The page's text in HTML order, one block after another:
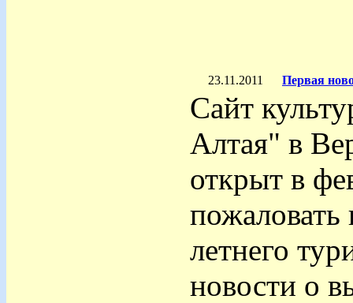
23.11.2011 Первая
Сайт
Алтая" в
открыт в
летнего
новости о